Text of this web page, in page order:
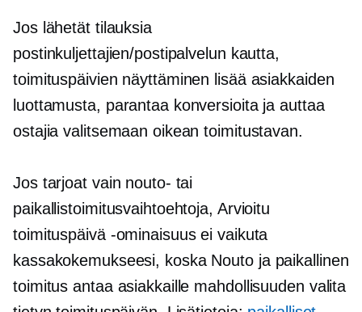
Jos lähetät tilauksia
postinkuljettajien/postipalvelun kautta,
toimituspäivien näyttäminen lisää asiakkaiden
luottamusta, parantaa konversioita ja auttaa
ostajia valitsemaan oikean toimitustavan.
Jos tarjoat vain nouto- tai
paikallistoimitusvaihtoehtoja, Arvioitu
toimituspäivä -ominaisuus ei vaikuta
kassakokemukseesi, koska Nouto ja paikallinen
toimitus antaa asiakkaille mahdollisuuden valita